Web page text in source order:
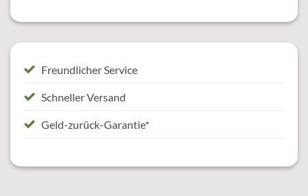
Freundlicher Service
Schneller Versand
Geld-zurück-Garantie*